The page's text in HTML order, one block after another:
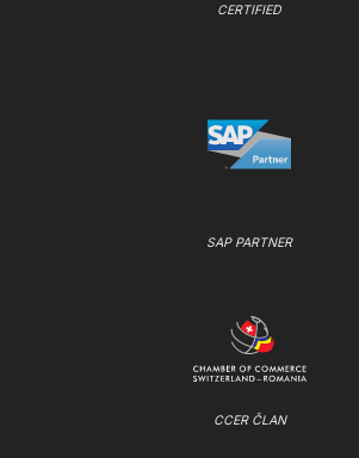
CERTIFIED
SAP PARTNER
CCER ČLAN